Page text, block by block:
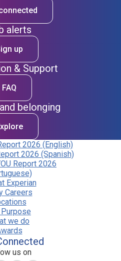
alerts
up
& Support
FAQ
belonging
2026 (English)
2026 (Spanish)
Report 2026
Experian
Careers
Purpose
we do
us on